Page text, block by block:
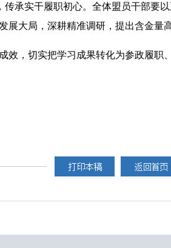
承实干履职初心。全体盟员干部
大局，深耕精准调研，提出含金量
，切实把学习成果转化为参政履职